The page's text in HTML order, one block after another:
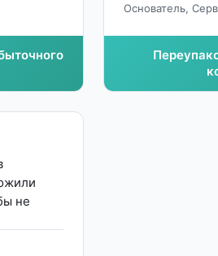
Основатель,
не